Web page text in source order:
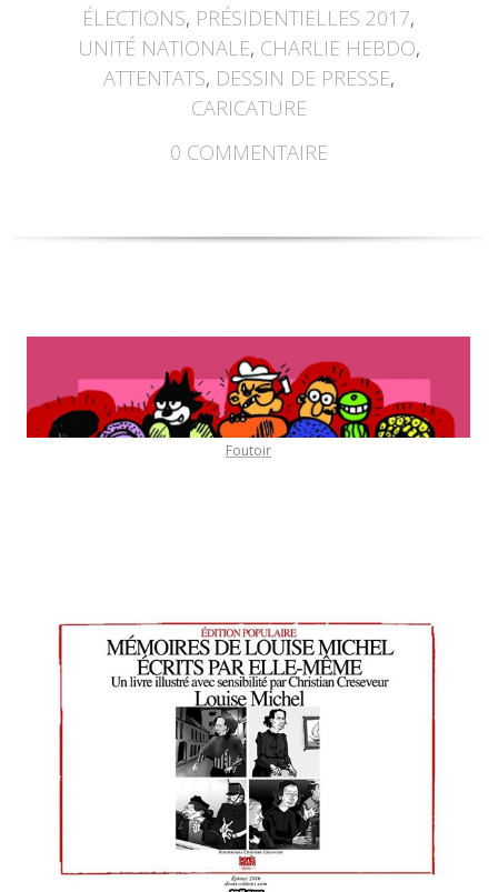
ÉLECTIONS, PRÉSIDENTIELLES 2017,
UNITÉ NATIONALE, CHARLIE HEBDO,
ATTENTATS, DESSIN DE PRESSE,
CARICATURE
0 COMMENTAIRE
Foutoir